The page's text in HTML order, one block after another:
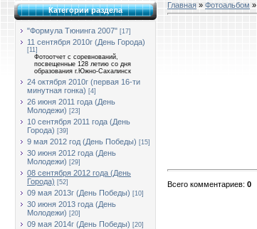
Категории раздела
"Формула Тюнинга 2007" [17]
11 сентября 2010г (День Города)
[11]
Фотоотчет с соревнований,
посвещенные 128 летию со дня
образования г.Южно-Сахалинск
24 октября 2010г (первая 16-ти
минутная гонка) [4]
26 июня 2011 года (День
Молодежи) [23]
10 сентября 2011 года (День
Города) [39]
9 мая 2012 год (День Победы) [15]
30 июня 2012 года (День
Молодежи) [29]
08 сентября 2012 года (День
Города) [52]
09 мая 2013г (День Победы) [10]
30 июня 2013 года (День
Молодежи) [20]
09 мая 2014г (День Победы) [20]
Главная » Фотоальбом »
Всего комментариев: 0